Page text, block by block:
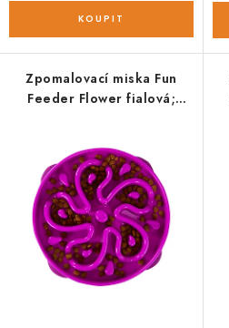
Zpomalovací miska Fun
Feeder Flower fialová;